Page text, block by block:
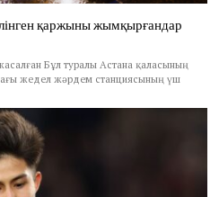
қаржыны жымқырғандар
Бұл туралы Астана қаласының
жедел жәрдем станциясының үш